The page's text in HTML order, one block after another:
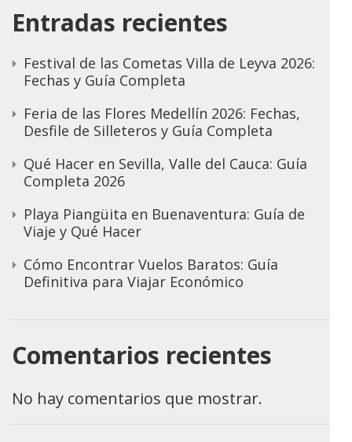
Entradas recientes
Festival de las Cometas Villa de Leyva 2026:
Fechas y Guía Completa
Feria de las Flores Medellín 2026: Fechas,
Desfile de Silleteros y Guía Completa
Qué Hacer en Sevilla, Valle del Cauca: Guía
Completa 2026
Playa Piangüita en Buenaventura: Guía de
Viaje y Qué Hacer
Cómo Encontrar Vuelos Baratos: Guía
Definitiva para Viajar Económico
Comentarios recientes
No hay comentarios que mostrar.